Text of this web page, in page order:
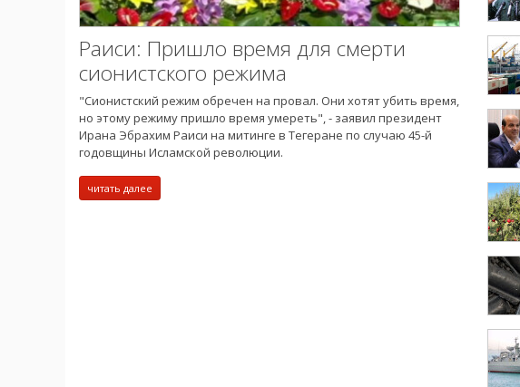
Раиси: Пришло время для смерти
сионистского режима
"Сионистский режим обречен на провал. Они хотят убить время,
но этому режиму пришло время умереть", - заявил президент
Ирана Эбрахим Раиси на митинге в Тегеране по случаю 45-й
годовщины Исламской революции.
читать далее